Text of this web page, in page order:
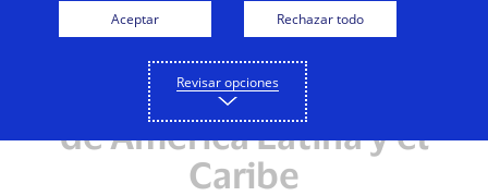
crece a doble dígito en
las compras de
temporada en la región
de América Latina y el
Caribe
Aceptar Rechazar todo
Revisar opciones